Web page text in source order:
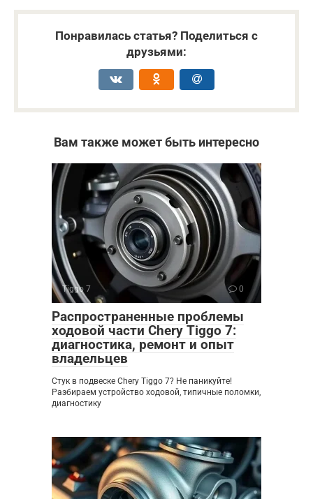
Понравилась статья? Поделиться с
друзьями:
Вам также может быть интересно
Tiggo 7 0
Распространенные проблемы
ходовой части Chery Tiggo 7:
диагностика, ремонт и опыт
владельцев
Стук в подвеске Chery Tiggo 7? Не паникуйте!
Разбираем устройство ходовой, типичные поломки,
диагностику